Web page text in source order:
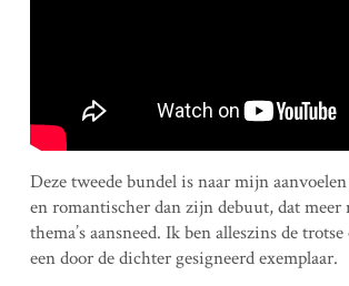
Deze tweede bundel is naar mijn
en romantischer dan zijn debuut, dat meer
thema’s aansneed. Ik ben alleszins de
een door de dichter gesigneerd exemplaar.